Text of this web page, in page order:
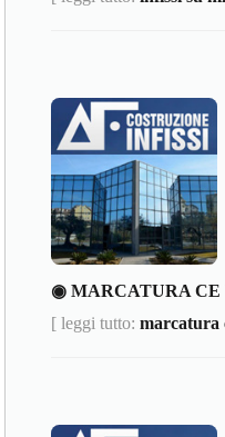
◉ MARCATURA CE
[ leggi tutto:marcatura